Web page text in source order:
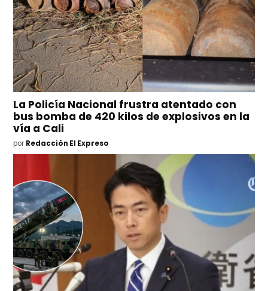
La Policía Nacional frustra atentado con
bus bomba de 420 kilos de explosivos en la
vía a Cali
por Redacción El Expreso